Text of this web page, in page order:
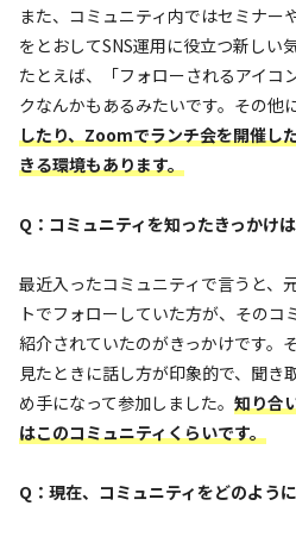
また、コミュニティ内ではセミナー
をとおしてSNS運用に役立つ新しい
たとえば、「フォローされるアイコ
クなんかもあるみたいです。その他
したり、Zoomでランチ会を開催し
きる環境もあります。
Q：コミュニティを知ったきっかけ
最近入ったコミュニティで言うと、
トでフォローしていた方が、そのコ
紹介されていたのがきっかけです。
見たときに話し方が印象的で、聞き
め手になって参加しました。 知り合
はこのコミュニティくらいです。
Q：現在、コミュニティをどのよう